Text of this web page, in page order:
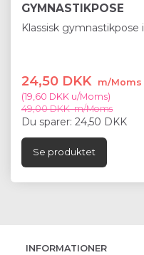
GYMNASTIKPOSE
Klassisk gymnastikpose
24,50 DKK m/Moms
(19,60 DKK u/Moms)
49,00 DKKm/Moms
Du sparer: 24,50 DKK
Se produktet
INFORMATIONER